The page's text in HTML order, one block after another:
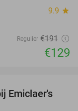
9.9 star
Regulier €191
€129
48%
Emiclaer's